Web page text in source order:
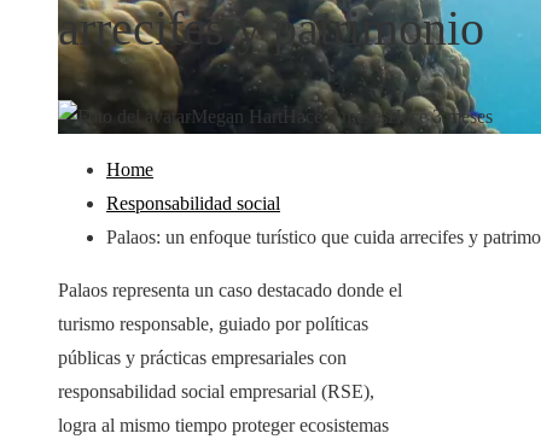
arrecifes y patrimonio
Megan Hart Hace 3 meses Hace 3 meses
Home
Responsabilidad social
Palaos: un enfoque turístico que cuida arrecifes y
Palaos representa un caso destacado donde el
turismo responsable, guiado por políticas
públicas y prácticas empresariales con
responsabilidad social empresarial (RSE),
logra al mismo tiempo proteger ecosistemas